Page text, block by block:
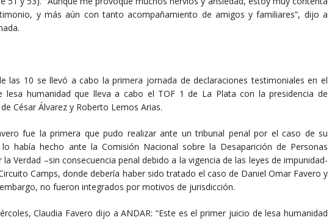
y más aún con tanto acompañamiento de amigos y familiares”, dijo a
las 10 se llevó a cabo la primera jornada de declaraciones testimoniales en el
lesa humanidad que lleva a cabo el TOF 1 de La Plata con la presidencia de
César Álvarez y Roberto Lemos Arias.
fue la primera que pudo realizar ante un tribunal penal por el caso de su
había hecho ante la Comisión Nacional sobre la Desaparición de Personas
la Verdad –sin consecuencia penal debido a la vigencia de las leyes de impunidad-
Camps, donde debería haber sido tratado el caso de Daniel Omar Favero y
no fueron integrados por motivos de jurisdicción.
Claudia Favero dijo a ANDAR: “Este es el primer juicio de lesa humanidad